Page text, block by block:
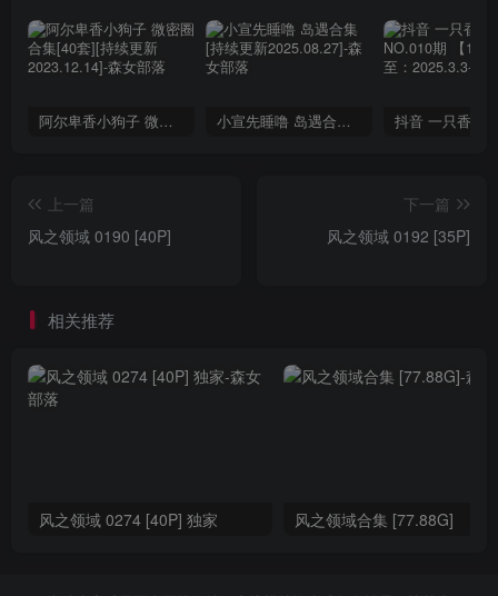
阿尔卑香小狗子 微密圈合集[40套][持续更新2023.12.14] 小宣先睡噜 岛遇合集[持续更新2025.08.27]
上一篇
风之领域 0190 [40P]
下一篇
风之领域 0192 [35P]
相关推荐
风之领域 0274 [40P] 独家 风之领域合集 [77.88G]